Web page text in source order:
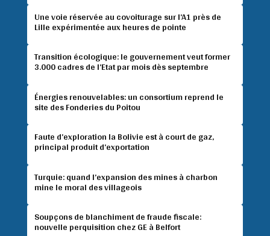
Une voie réservée au covoiturage sur l’A1 près de
Lille expérimentée aux heures de pointe
Transition écologique: le gouvernement veut former
3.000 cadres de l’Etat par mois dès septembre
Énergies renouvelables: un consortium reprend le
site des Fonderies du Poitou
Faute d’exploration la Bolivie est à court de gaz,
principal produit d’exportation
Turquie: quand l’expansion des mines à charbon
mine le moral des villageois
Soupçons de blanchiment de fraude fiscale:
nouvelle perquisition chez GE à Belfort